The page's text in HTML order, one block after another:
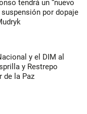
tendrá un “nuevo
por dopaje
y el DIM al
y Restrepo
de la Paz